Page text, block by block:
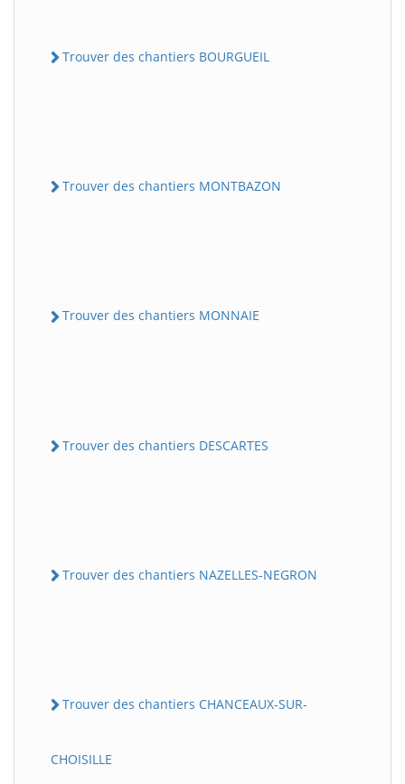
Trouver des chantiers BOURGUEIL
Trouver des chantiers MONTBAZON
Trouver des chantiers MONNAIE
Trouver des chantiers DESCARTES
Trouver des chantiers NAZELLES-NEGRON
Trouver des chantiers CHANCEAUX-SUR-
CHOISILLE